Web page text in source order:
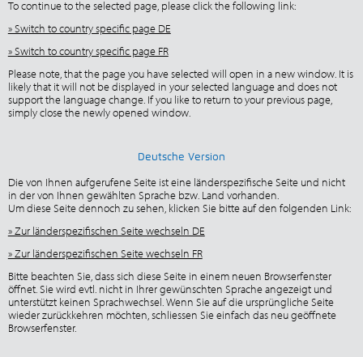
To continue to the selected page, please click the following link:
» Switch to country specific page DE
» Switch to country specific page FR
Please note, that the page you have selected will open in a new window. It is
likely that it will not be displayed in your selected language and does not
support the language change. If you like to return to your previous page,
simply close the newly opened window.
Deutsche Version
Die von Ihnen aufgerufene Seite ist eine länderspezifische Seite und nicht
in der von Ihnen gewählten Sprache bzw. Land vorhanden.
Um diese Seite dennoch zu sehen, klicken Sie bitte auf den folgenden Link:
» Zur länderspezifischen Seite wechseln DE
» Zur länderspezifischen Seite wechseln FR
Bitte beachten Sie, dass sich diese Seite in einem neuen Browserfenster
öffnet. Sie wird evtl. nicht in Ihrer gewünschten Sprache angezeigt und
unterstützt keinen Sprachwechsel. Wenn Sie auf die ursprüngliche Seite
wieder zurückkehren möchten, schliessen Sie einfach das neu geöffnete
Browserfenster.